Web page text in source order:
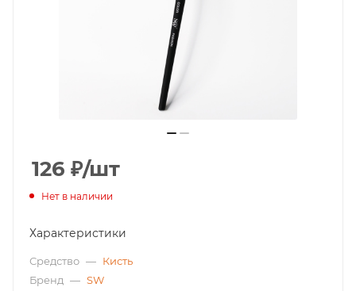
126 ₽/шт
Нет в наличии
Характеристики
Средство — Кисть
Бренд — SW